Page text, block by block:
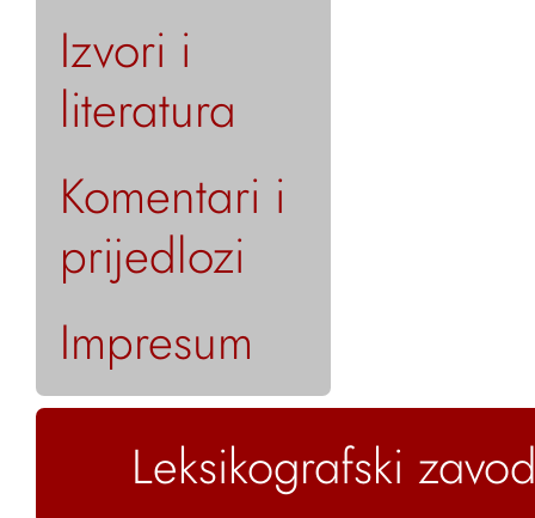
Izvori i
literatura
Komentari i
prijedlozi
Impresum
Leksikografski